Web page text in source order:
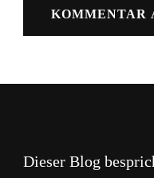
Dieser Blog